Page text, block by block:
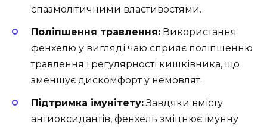
спазмолітичними властивостями.
Поліпшення травлення: Використання
фенхелю у вигляді чаю сприяє поліпшенню
травлення і регулярності кишківника, що
зменшує дискомфорт у немовлят.
Підтримка імунітету:Завдяки вмісту
антиоксидантів, фенхель зміцнює імунну